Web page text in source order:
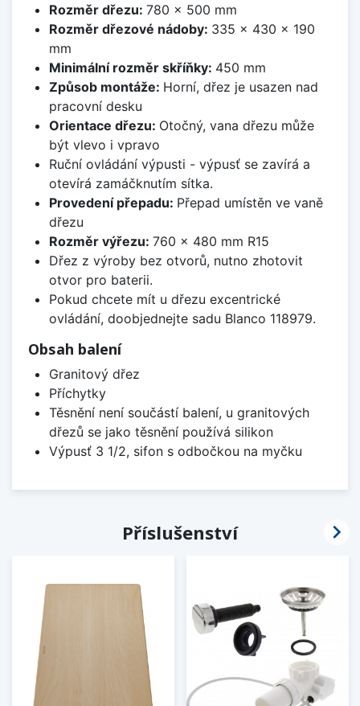
Rozměr dřezu: 780 x 500 mm
Rozměr dřezové nádoby: 335 x 430 x 190
mm
Minimální rozměr skříňky: 450 mm
Způsob montáže: Horní, dřez je usazen nad
pracovní desku
Orientace dřezu: Otočný, vana dřezu může
být vlevo i vpravo
Ruční ovládání výpusti - výpusť se zavírá a
otevírá zamáčknutím sítka.
Provedení přepadu: Přepad umístěn ve vaně
dřezu
Rozměr výřezu: 760 x 480 mm R15
Dřez z výroby bez otvorů, nutno zhotovit
otvor pro baterii.
Pokud chcete mít u dřezu excentrické
ovládání, doobjednejte sadu Blanco 118979.
Obsah balení
Granitový dřez
Příchytky
Těsnění není součástí balení, u granitových
dřezů se jako těsnění používá silikon
Výpusť 3 1/2, sifon s odbočkou na myčku
Příslušenství 